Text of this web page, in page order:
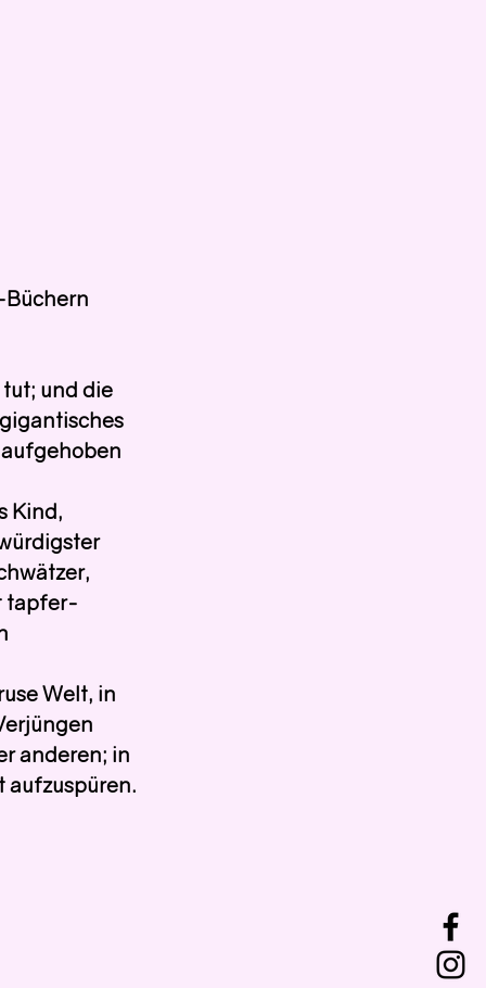
Büchern
und die
Kind,
tapfer-
Welt, in
anderen; in
aufzuspüren.